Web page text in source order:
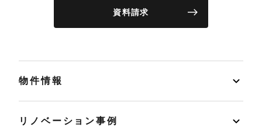
資料請求
物件情報
リノベーション事例